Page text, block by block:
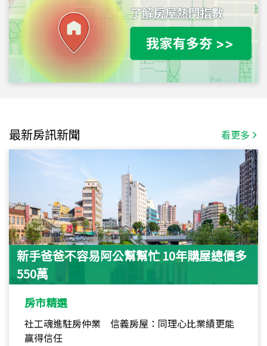
最新房訊新聞 看更多
新手爸爸不容易阿公幫幫忙 10年購屋總價多
550萬
房市精選
社工魂進駐房仲業 信義房屋：同理心比業績更能
贏得信任